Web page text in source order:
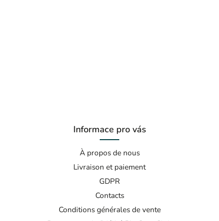
Informace pro vás
À propos de nous
Livraison et paiement
GDPR
Contacts
Conditions générales de vente